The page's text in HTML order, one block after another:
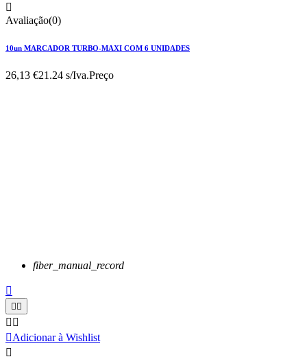

Avaliação(0)
10un MARCADOR TURBO-MAXI COM 6 UNIDADES
26,13 €21.24 s/Iva.Preço
fiber_manual_record


 
Adicionar à Wishlist
